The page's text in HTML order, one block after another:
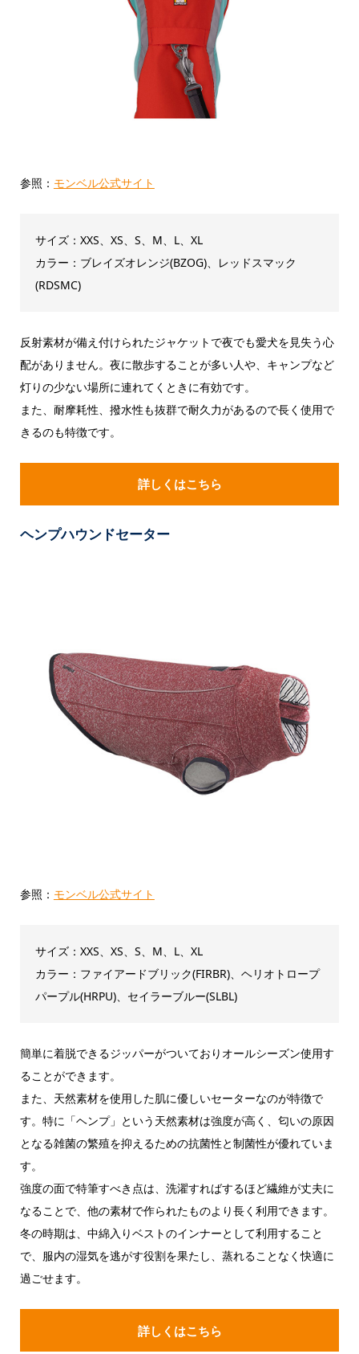
参照： モンベル公式サイト
サイズ：XXS、XS、S、M、L、XL
カラー：ブレイズオレンジ(BZOG)、レッドスマック
(RDSMC)
反射素材が備え付けられたジャケットで夜でも愛犬を見失う心
配がありません。夜に散歩することが多い人や、キャンプなど
灯りの少ない場所に連れてくときに有効です。
また、耐摩耗性、撥水性も抜群で耐久力があるので長く使用で
きるのも特徴です。
詳しくはこちら
ヘンプハウンドセーター
参照： モンベル公式サイト
サイズ：XXS、XS、S、M、L、XL
カラー：ファイアードブリック(FIRBR)、ヘリオトロープ
パープル(HRPU)、セイラーブルー(SLBL)
簡単に着脱できるジッパーがついておりオールシーズン使用す
ることができます。
また、天然素材を使用した肌に優しいセーターなのが特徴で
す。特に「ヘンプ」という天然素材は強度が高く、匂いの原因
となる雑菌の繁殖を抑えるための抗菌性と制菌性が優れていま
す。
強度の面で特筆すべき点は、洗濯すればするほど繊維が丈夫に
なることで、他の素材で作られたものより長く利用できます。
冬の時期は、中綿入りベストのインナーとして利用すること
で、服内の湿気を逃がす役割を果たし、蒸れることなく快適に
過ごせます。
詳しくはこちら